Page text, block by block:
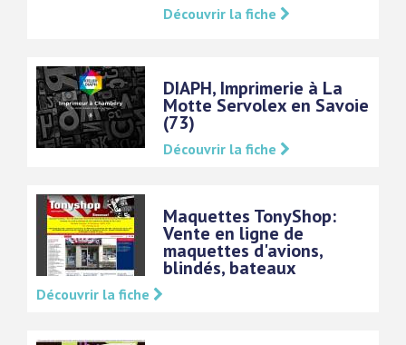
Découvrir la fiche
DIAPH, Imprimerie à La
Motte Servolex en Savoie
(73)
Découvrir la fiche
Maquettes TonyShop:
Vente en ligne de
maquettes d'avions,
blindés, bateaux
Découvrir la fiche